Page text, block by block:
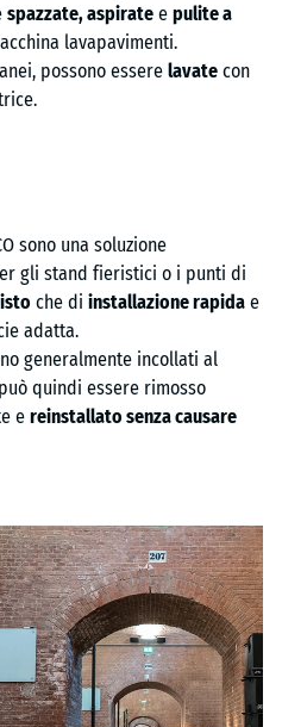
spazzate, aspirate e pulite a
lavapavimenti.
possono essere lavate con
sono una soluzione
gli stand fieristici o i punti di
che di installazione rapida e
adatta.
generalmente incollati al
quindi essere rimosso
e reinstallato senza causare